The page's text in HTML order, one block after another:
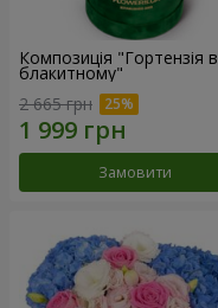
Композиція "Гортензія в
блакитному"
2 665 грн
Замовити